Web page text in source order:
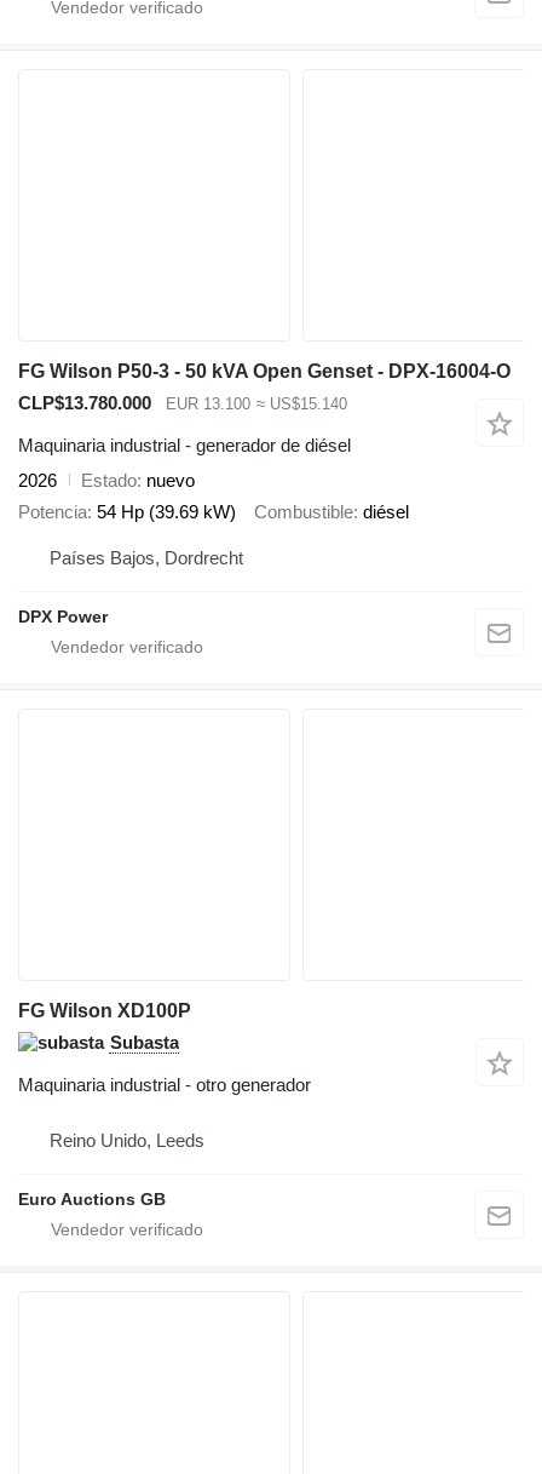
FG Wilson P50-3 - 50 kVA Open Genset - DPX-16004-O
CLP$13.780.000
EUR 13.100 ≈ US$15.140
Maquinaria industrial - generador de diésel
2026
Estado nuevo
Potencia 54 Hp (39.69 kW) Combustible diésel
Países Bajos, Dordrecht
DPX Power
FG Wilson XD100P
Subasta
Maquinaria industrial - otro generador
Reino Unido, Leeds
Euro Auctions GB